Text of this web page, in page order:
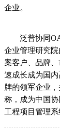
企业。
泛普协同OA
企业管理研究
案客户、品牌
速成长成为国
牌的领军企业
称，成为中国
工程项目管理